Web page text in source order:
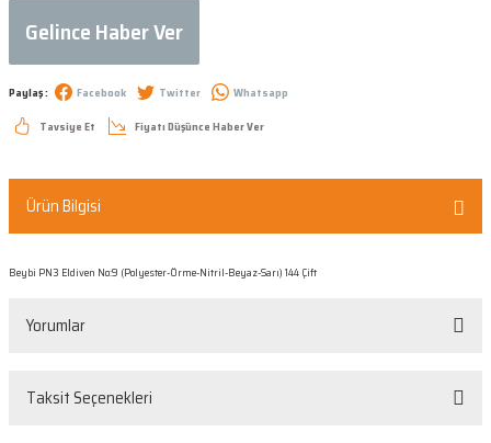
Gelince Haber Ver
Paylaş : Facebook Twitter
Whatsapp
Tavsiye Et
Fiyatı Düşünce Haber Ver
Ürün Bilgisi
Beybi PN3 Eldiven No:9 (Polyester-Örme-Nitril-Beyaz-Sarı) 144 Çift
Yorumlar
Taksit Seçenekleri